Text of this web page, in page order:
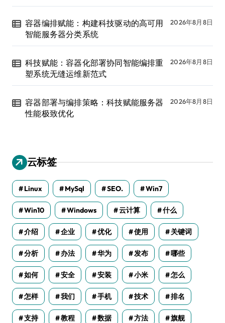
容器编排赋能：构建科技驱动的高可用
智能服务器分类系统
2026年8月8日
科技赋能：容器化部署协同智能编排重
塑系统无缝运维新范式
2026年8月8日
容器部署与编排策略：科技赋能服务器
性能极致优化
2026年8月8日
云标签
Linux MySql SEO. Win7
Win10 Windows 云计算 什么
介绍 企业 优化 使用 关键词
分析 办法 华为 发布 哪些
如何 安全 安装 小米 怎么
怎样 我们 手机 技术 排名
支持 教程 数据 方法 旗舰